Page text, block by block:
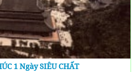
1 Ngày SIÊU CHẤT